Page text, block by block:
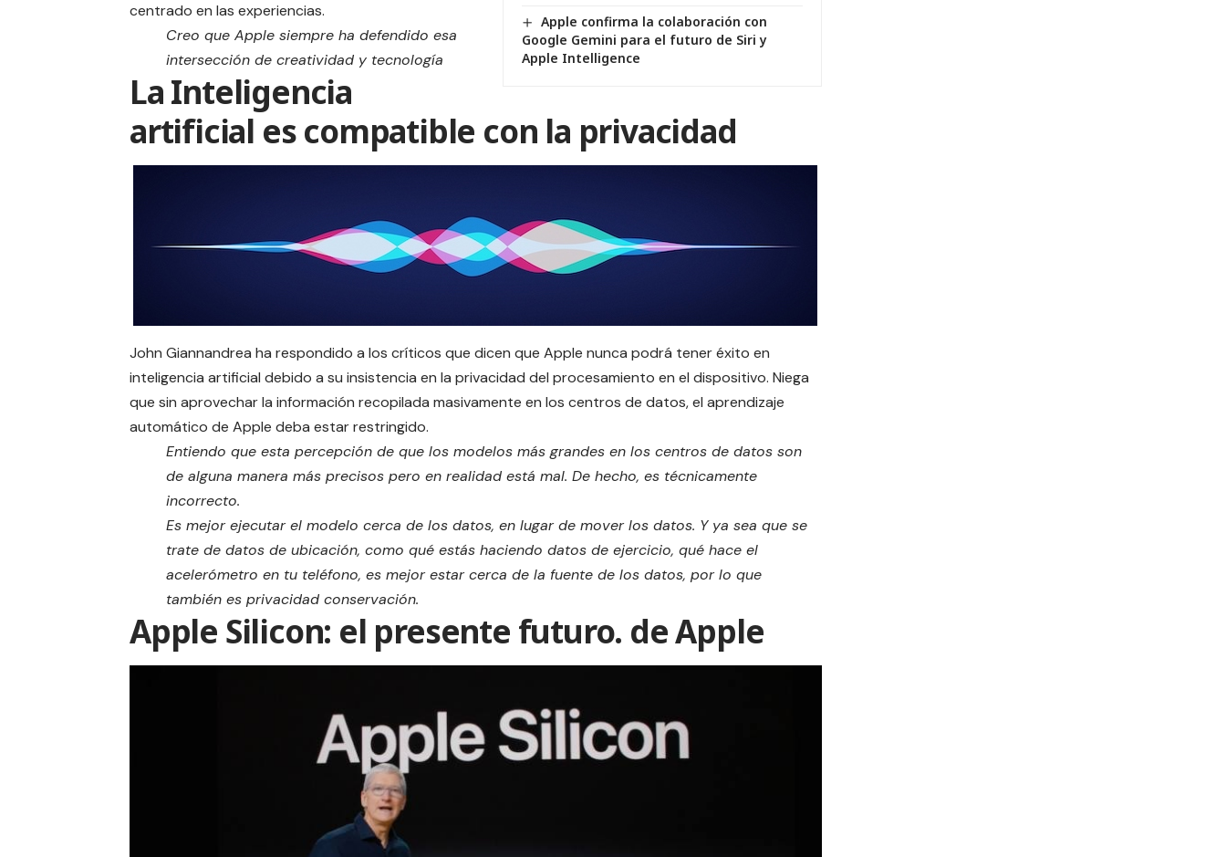
Apple confirma la colaboración con
Google Gemini para el futuro de Siri y
Apple Intelligence
centrado en las experiencias.
Creo que Apple siempre ha defendido esa
intersección de creatividad y tecnología
La Inteligencia
artificial es compatible con la privacidad
John Giannandrea ha respondido a los críticos que dicen que Apple nunca podrá tener éxito en
inteligencia artificial debido a su insistencia en la privacidad del procesamiento en el dispositivo. Niega
que sin aprovechar la información recopilada masivamente en los centros de datos, el aprendizaje
automático de Apple deba estar restringido.
Entiendo que esta percepción de que los modelos más grandes en los centros de datos son
de alguna manera más precisos pero en realidad está mal. De hecho, es técnicamente
incorrecto.
Es mejor ejecutar el modelo cerca de los datos, en lugar de mover los datos. Y ya sea que se
trate de datos de ubicación, como qué estás haciendo datos de ejercicio, qué hace el
acelerómetro en tu teléfono, es mejor estar cerca de la fuente de los datos, por lo que
también es privacidad conservación.
Apple Silicon: el presente futuro. de Apple